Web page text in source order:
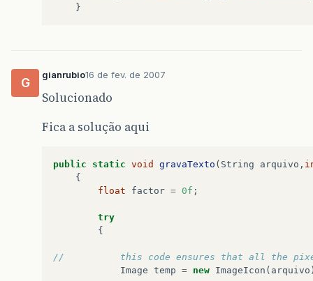
}
G
gianrubio16 de fev. de 2007
Solucionado
Fica a solução aqui
public static void gravaTexto ( String arquivo ,
{
float
factor = 0f ;
try
{
//			this code ensures that all the
Image temp = new ImageIcon ( arquivo